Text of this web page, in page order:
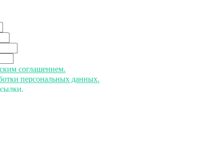
соглашением.
персональных данных.